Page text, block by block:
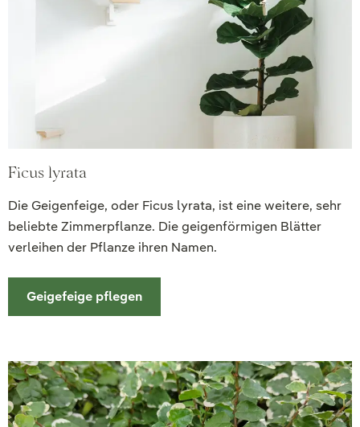
Ficus lyrata
Die Geigenfeige, oder Ficus lyrata, ist eine weitere, sehr
beliebte Zimmerpflanze. Die geigenförmigen Blätter
verleihen der Pflanze ihren Namen.
Geigefeige pflegen